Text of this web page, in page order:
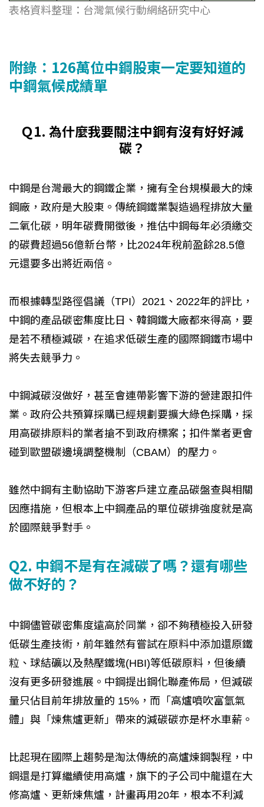
表格資料整理：台灣氣候行動網絡研究中心
附錄：126萬位中鋼股東一定要知道的
中鋼氣候成績單
Ｑ1. 為什麼我要關注中鋼有沒有好好減
碳？
中鋼是台灣最大的鋼鐵企業，擁有全台規模最大的煉
鋼廠，政府是大股東。傳統鋼鐵業製造過程排放大量
二氧化碳，明年碳費開徵後，推估中鋼每年必須繳交
的碳費超過56億新台幣，比2024年稅前盈餘28.5億
元還要多出將近兩倍。
而根據轉型路徑倡議（TPI）2021、2022年的評比，
中鋼的產品碳密集度比日、韓鋼鐵大廠都來得高，要
是若不積極減碳，在追求低碳生產的國際鋼鐵市場中
將失去競爭力。
中鋼減碳沒做好，甚至會連帶影響下游的營建跟扣件
業。政府公共預算採購已經規劃要擴大綠色採購，採
用高碳排原料的業者搶不到政府標案；扣件業者更會
碰到歐盟碳邊境調整機制（CBAM）的壓力。
雖然中鋼有主動協助下游客戶建立產品碳盤查與相關
因應措施，但根本上中鋼產品的單位碳排強度就是高
於國際競爭對手。
Q2. 中鋼不是有在減碳了嗎？還有哪些
做不好的？
中鋼儘管碳密集度遠高於同業，卻不夠積極投入研發
低碳生產技術，前年雖然有嘗試在原料中添加還原鐵
粒、球結礦以及熱壓鐵塊(HBI)等低碳原料，但後續
沒有更多研發進展。中鋼提出鋼化聯產佈局，但減碳
量只佔目前年排放量的 15%，而「高爐噴吹富氫氣
體」與「煉焦爐更新」帶來的減碳碳亦是杯水車薪。
比起現在國際上趨勢是淘汰傳統的高爐煉鋼製程，中
鋼還是打算繼續使用高爐，旗下的子公司中龍還在大
修高爐、更新煉焦爐，計畫再用20年，根本不利減